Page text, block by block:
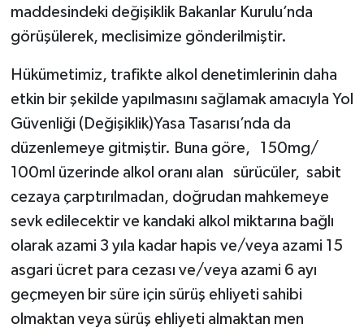
maddesindeki değişiklik Bakanlar Kurulu’nda
görüşülerek, meclisimize gönderilmiştir.
Hükümetimiz, trafikte alkol denetimlerinin daha
etkin bir şekilde yapılmasını sağlamak amacıyla Yol
Güvenliği (Değişiklik)Yasa Tasarısı’nda da
düzenlemeye gitmiştir. Buna göre, 150mg/
100ml üzerinde alkol oranı alan sürücüler, sabit
cezaya çarptırılmadan, doğrudan mahkemeye
sevk edilecektir ve kandaki alkol miktarına bağlı
olarak azami 3 yıla kadar hapis ve/veya azami 15
asgari ücret para cezası ve/veya azami 6 ayı
geçmeyen bir süre için sürüş ehliyeti sahibi
olmaktan veya sürüş ehliyeti almaktan men